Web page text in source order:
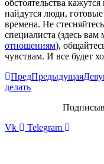
обстоятельства
найдутся люди,
времена. Не
специалиста (здесь
отношениям),
чувствам. И все будет
ПредПредыдущая
делать
Vk
Telegram